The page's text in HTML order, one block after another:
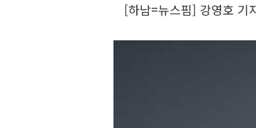
[하남=뉴스핌] 강영호 기